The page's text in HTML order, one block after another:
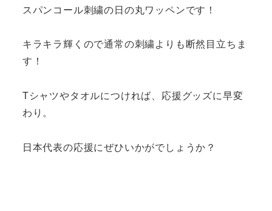
スパンコール刺繍の日の丸ワッペンです！
キラキラ輝くので通常の刺繍よりも断然目立ちま
す！
Tシャツやタオルにつければ、応援グッズに早変
わり。
日本代表の応援にぜひいかがでしょうか？